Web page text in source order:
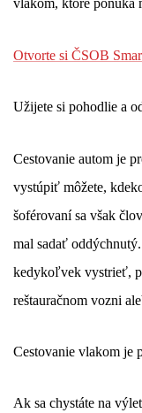
vlakom, ktoré ponúka
Otvorte si ČSOB
Užijete si pohodlie a
Cestovanie autom je
vystúpiť môžete,
šoférovaní sa však
mal sadať
kedykoľvek vystrieť,
reštauračnom vozni
Cestovanie vlakom je
Ak sa chystáte na